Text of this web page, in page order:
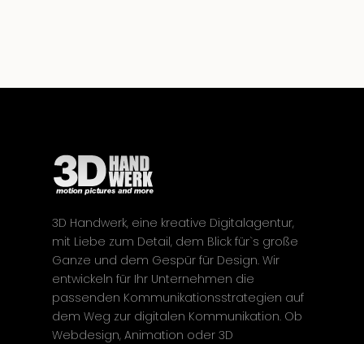
3D Handwerk, eine kreative Digitalagentur,
mit Liebe zum Detail, dem Blick für`s große
Ganze und dem Gespür für Design. Wir
entwickeln für Ihr Unternehmen die
passenden Kommunikationsstrategien auf
dem Weg zur digitalen Kommunikation. Ob
Webdesign, Animation oder 3D